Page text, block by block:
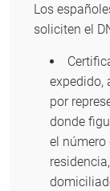
Los
soliciten el
expedido,
por
donde
el número